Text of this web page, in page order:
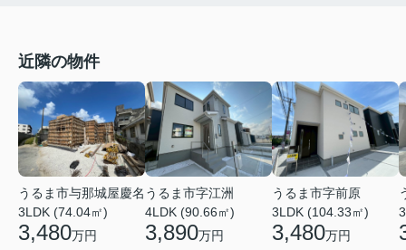
近隣の物件
うるま市与那城屋慶名
3LDK (74.04㎡)
3,480万円
うるま市字江洲
4LDK (90.66㎡)
3,890万円
うるま市字前原
3LDK (104.33㎡)
3,480万円